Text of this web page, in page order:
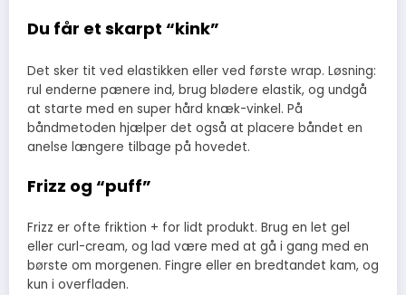
Du får et skarpt “kink”
Det sker tit ved elastikken eller ved første wrap. Løsning:
rul enderne pænere ind, brug blødere elastik, og undgå
at starte med en super hård knæk-vinkel. På
båndmetoden hjælper det også at placere båndet en
anelse længere tilbage på hovedet.
Frizz og “puff”
Frizz er ofte friktion + for lidt produkt. Brug en let gel
eller curl-cream, og lad være med at gå i gang med en
børste om morgenen. Fingre eller en bredtandet kam, og
kun i overfladen.